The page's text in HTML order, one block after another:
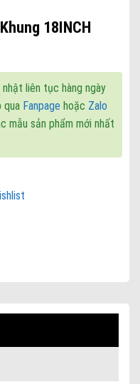
18INCH
liên tục hàng ngày
qua Fanpage hoặc Zalo
mẫu sản phẩm mới nhất